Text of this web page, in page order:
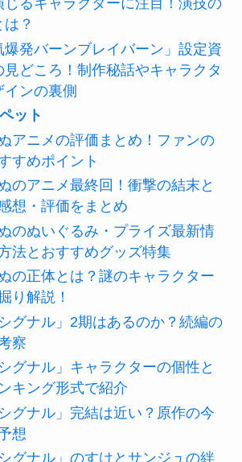
じるキャラクターに注目！演技の
？
爆発バーンブレイバーン」設定資
見どころ！制作秘話やキャラクタ
インの裏側
ペット
アニメの評価まとめ！ファンの
すめポイント
のアニメ最終回！衝撃の結末と
想・評価をまとめ
のぬいぐるみ・プライズ最新情
法とおすすめグッズ特集
の正体とは？謎のキャラクター
り解説！
グナル」2期はあるのか？続編の
察
グナル」キャラクターの個性と
キング形式で紹介
グナル」完結は近い？原作の今
想
グナル」のすけとサンジュの絆